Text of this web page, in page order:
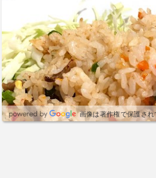
画像は著作権で保護され